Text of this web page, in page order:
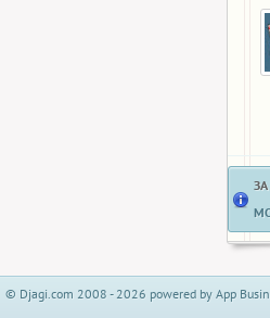
© Djagi.com 2008 - 2026 powered by App